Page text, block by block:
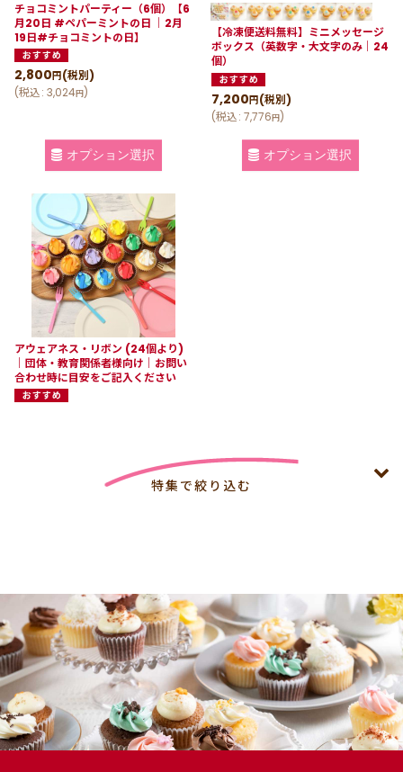
チョコミントパーティー（6個）【6
月20日 #ペパーミントの日 ｜2月
19日#チョコミントの日】
2,800 円(税別)
(税込: 3,024円)
オプション選択
【冷凍便送料無料】ミニメッセージ
ボックス（英数字・大文字のみ｜24
個）
7,200円(税別)
(税込: 7,776円)
オプション選択
アウェアネス・リボン (24個より)
｜団体・教育関係者様向け｜お問い
合わせ時に目安をご記入ください
特集で絞り込む
（8月末まで）
【法人向け】🏙 カスタムメイド・コーポレートギフト｜企
業・団体・学校・スポーツチームの方へ 4,000円以上で冷
凍配送無料（8月末まで）
【法人向け】ロゴ 4,000円以上で冷凍配送無料（8月末ま
で）